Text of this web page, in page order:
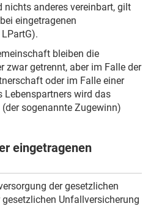
nichts anderes vereinbart, gilt
eingetragenen
bleiben die
zwar getrennt, aber im Falle der
oder im Falle einer
Lebenspartners wird das
sogenannte Zugewinn)
eingetragenen
der gesetzlichen
Unfallversicherung